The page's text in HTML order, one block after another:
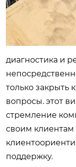
диагностика и
только
вопросы. этот
стремление
своим
поддержку.